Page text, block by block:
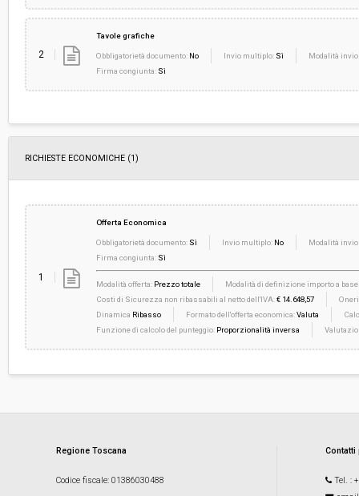
2
Tavole grafiche
Obbligatorietà documento: No Invio multiplo: Sì
Modalità
Firma congiunta: Sì
RICHIESTE ECONOMICHE (1)
1
Offerta Economica
Obbligatorietà documento: Sì Invio multiplo: No
Modalità
Firma congiunta: Sì
Modalità offerta: Prezzo totale
Modalità di definizione importo a base
Costi di Sicurezza non ribassabili al netto dell'IVA:€ 14.648,57
Dinamica Ribasso Formato dell'offerta economica:Valuta
Funzione di calcolo del punteggio: Proporzionalità inversa
Regione Toscana
Codice fiscale: 01386030488 Tel. :